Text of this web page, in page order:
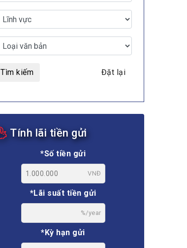
Tìm kiếm Đặt lại
Tính lãi tiền gửi
*Số tiền gửi
VNĐ
*Lãi suất tiền gửi
%/year
*Kỳ hạn gửi